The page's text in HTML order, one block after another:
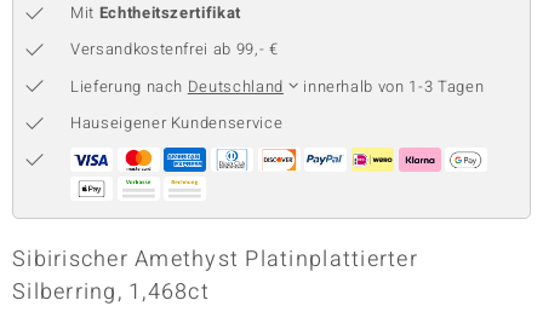
Classics
Mit Echtheitszertifikat
Versandkostenfrei ab 99,- €
Lieferung nach Deutschland
innerhalb von 1-3 Tagen
Hauseigener Kundenservice
Sibirischer Amethyst Platinplattierter
Silberring, 1,468ct